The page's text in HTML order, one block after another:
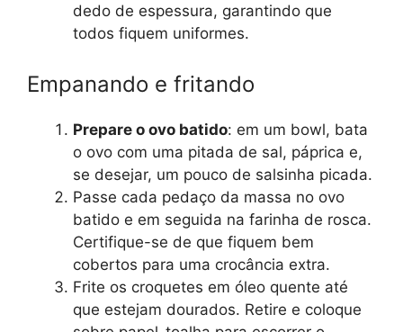
dedo de espessura, garantindo que
todos fiquem uniformes.
Empanando e fritando
Prepare o ovo batido: em um bowl, bata
o ovo com uma pitada de sal, páprica e,
se desejar, um pouco de salsinha picada.
Passe cada pedaço da massa no ovo
batido e em seguida na farinha de rosca.
Certifique-se de que fiquem bem
cobertos para uma crocância extra.
Frite os croquetes em óleo quente até
que estejam dourados. Retire e coloque